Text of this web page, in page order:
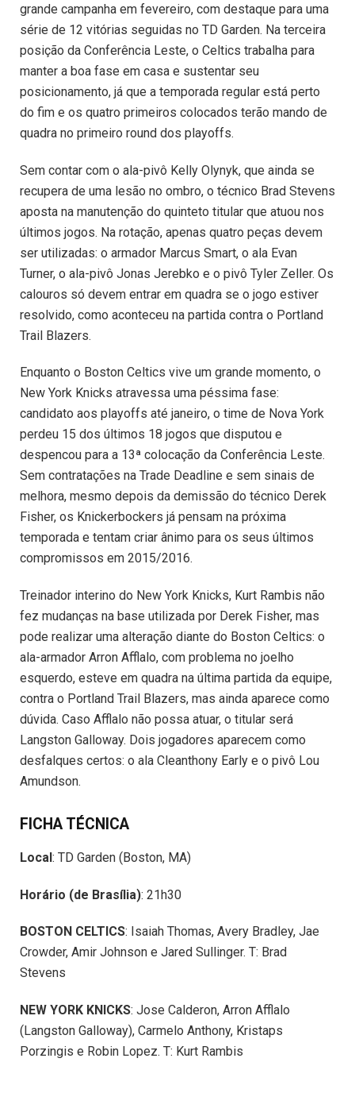
grande campanha em fevereiro, com destaque para uma
série de 12 vitórias seguidas no TD Garden. Na terceira
posição da Conferência Leste, o Celtics trabalha para
manter a boa fase em casa e sustentar seu
posicionamento, já que a temporada regular está perto
do fim e os quatro primeiros colocados terão mando de
quadra no primeiro round dos playoffs.
Sem contar com o ala-pivô Kelly Olynyk, que ainda se
recupera de uma lesão no ombro, o técnico Brad Stevens
aposta na manutenção do quinteto titular que atuou nos
últimos jogos. Na rotação, apenas quatro peças devem
ser utilizadas: o armador Marcus Smart, o ala Evan
Turner, o ala-pivô Jonas Jerebko e o pivô Tyler Zeller. Os
calouros só devem entrar em quadra se o jogo estiver
resolvido, como aconteceu na partida contra o Portland
Trail Blazers.
Enquanto o Boston Celtics vive um grande momento, o
New York Knicks atravessa uma péssima fase:
candidato aos playoffs até janeiro, o time de Nova York
perdeu 15 dos últimos 18 jogos que disputou e
despencou para a 13ª colocação da Conferência Leste.
Sem contratações na Trade Deadline e sem sinais de
melhora, mesmo depois da demissão do técnico Derek
Fisher, os Knickerbockers já pensam na próxima
temporada e tentam criar ânimo para os seus últimos
compromissos em 2015/2016.
Treinador interino do New York Knicks, Kurt Rambis não
fez mudanças na base utilizada por Derek Fisher, mas
pode realizar uma alteração diante do Boston Celtics: o
ala-armador Arron Afflalo, com problema no joelho
esquerdo, esteve em quadra na última partida da equipe,
contra o Portland Trail Blazers, mas ainda aparece como
dúvida. Caso Afflalo não possa atuar, o titular será
Langston Galloway. Dois jogadores aparecem como
desfalques certos: o ala Cleanthony Early e o pivô Lou
Amundson.
FICHA TÉCNICA
Local: TD Garden (Boston, MA)
Horário (de Brasília): 21h30
BOSTON CELTICS: Isaiah Thomas, Avery Bradley, Jae
Crowder, Amir Johnson e Jared Sullinger. T: Brad
Stevens
NEW YORK KNICKS: Jose Calderon, Arron Afflalo
(Langston Galloway), Carmelo Anthony, Kristaps
Porzingis e Robin Lopez. T: Kurt Rambis